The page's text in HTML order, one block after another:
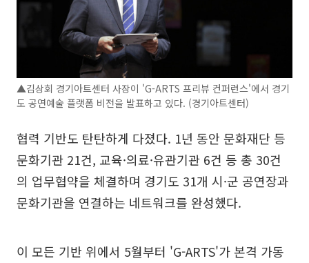
▲김상회 경기아트센터 사장이 'G-ARTS 프리뷰 컨퍼런스'에서 경기
도 공연예술 플랫폼 비전을 발표하고 있다. (경기아트센터)
협력 기반도 탄탄하게 다졌다. 1년 동안 문화재단 등
문화기관 21건, 교육·의료·유관기관 6건 등 총 30건
의 업무협약을 체결하며 경기도 31개 시·군 공연장과
문화기관을 연결하는 네트워크를 완성했다.
이 모든 기반 위에서 5월부터 'G-ARTS'가 본격 가동